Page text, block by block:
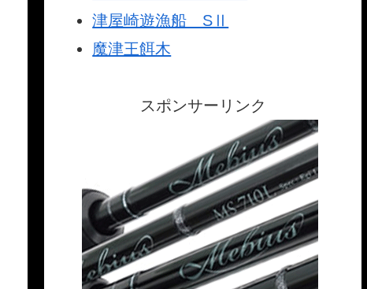
津屋崎遊漁船 SⅡ
魔津王餌木
スポンサーリンク